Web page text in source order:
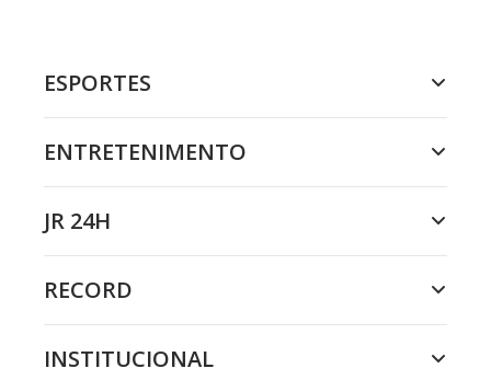
ESPORTES
ENTRETENIMENTO
JR 24H
RECORD
INSTITUCIONAL